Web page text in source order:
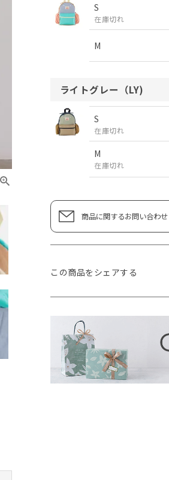
S
在庫切れ
M
ライトグレー（LY)
S
在庫切れ
M
在庫切れ
商品に関するお問い合わせ
この商品をシェアする